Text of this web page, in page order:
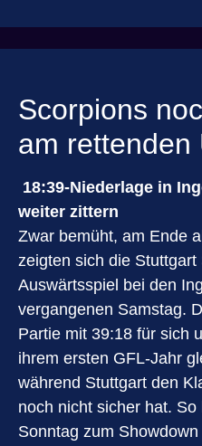
Scorpions
am rettenden
18:39-Niederlage in
weiter zittern
Zwar bemüht, am Ende
zeigten sich die
Auswärtsspiel bei den
vergangenen Samstag.
Partie mit 39:18 für sich
ihrem ersten GFL-Jahr
während Stuttgart den
noch nicht sicher hat.
Sonntag zum